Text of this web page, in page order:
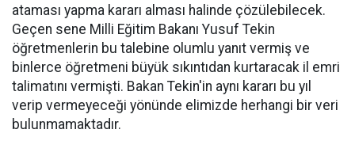
ataması yapma kararı alması halinde çözülebilecek.
Geçen sene Milli Eğitim Bakanı Yusuf Tekin
öğretmenlerin bu talebine olumlu yanıt vermiş ve
binlerce öğretmeni büyük sıkıntıdan kurtaracak il emri
talimatını vermişti. Bakan Tekin'in aynı kararı bu yıl
verip vermeyeceği yönünde elimizde herhangi bir veri
bulunmamaktadır.